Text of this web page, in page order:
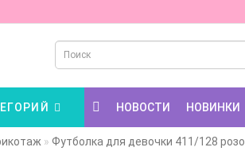
НОВОСТИ НОВИНКИ
Футболка для девочки 411/128